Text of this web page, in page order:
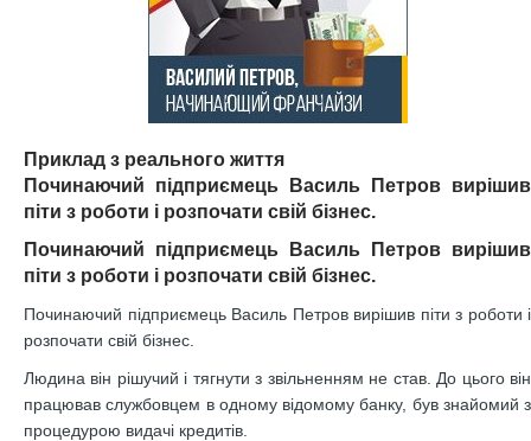
Приклад з реального життя
Починаючий підприємець Василь Петров вирішив
піти з роботи і розпочати свій бізнес.
Починаючий підприємець Василь Петров вирішив
піти з роботи і розпочати свій бізнес.
Починаючий підприємець Василь Петров вирішив піти з роботи і
розпочати свій бізнес.
Людина він рішучий і тягнути з звільненням не став. До цього він
працював службовцем в одному відомому банку, був знайомий з
процедурою видачі кредитів.